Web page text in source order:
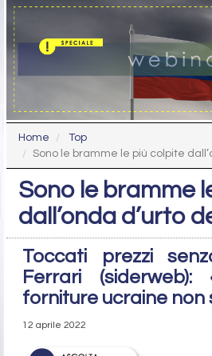
Home
Top
Sono le bramme le più colpite
Sono le bramme
dall’onda d’urto
Toccati prezzi
Ferrari (siderweb):
forniture ucraine non
12 aprile 2022